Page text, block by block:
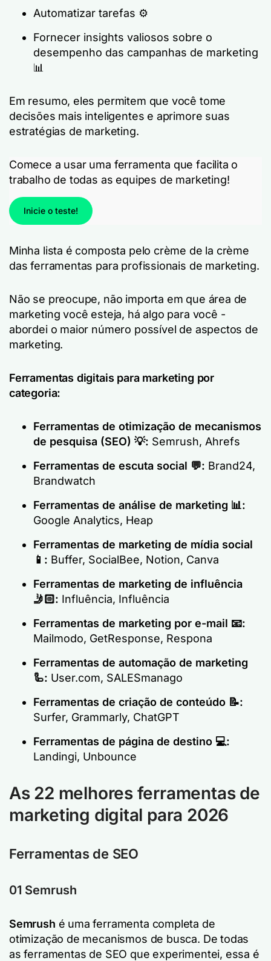
Automatizar tarefas ⚙️
Fornecer insights valiosos sobre o
desempenho das campanhas de marketing
📊
Em resumo, eles permitem que você tome
decisões mais inteligentes e aprimore suas
estratégias de marketing.
Comece a usar uma ferramenta que facilita o
trabalho de todas as equipes de marketing!
Inicie o teste!
Minha lista é composta pelo crème de la crème
das ferramentas para profissionais de marketing.
Não se preocupe, não importa em que área de
marketing você esteja, há algo para você -
abordei o maior número possível de aspectos de
marketing.
Ferramentas digitais para marketing por
categoria:
Ferramentas de otimização de mecanismos
de pesquisa (SEO) 💡: Semrush, Ahrefs
Ferramentas de escuta social 💬: Brand24,
Brandwatch
Ferramentas de análise de marketing 📊:
Google Analytics, Heap
Ferramentas de marketing de mídia social
📱: Buffer, SocialBee, Notion, Canva
Ferramentas de marketing de influência
🤳🏻: Influência, Influência
Ferramentas de marketing por e-mail 📧:
Mailmodo, GetResponse, Respona
Ferramentas de automação de marketing
🦾: User.com, SALESmanago
Ferramentas de criação de conteúdo 📝:
Surfer, Grammarly, ChatGPT
Ferramentas de página de destino 💻:
Landingi, Unbounce
As 22 melhores ferramentas de
marketing digital para 2026
Ferramentas de SEO
01 Semrush
Semrush é uma ferramenta completa de
otimização de mecanismos de busca. De todas
as ferramentas de SEO que experimentei, essa é